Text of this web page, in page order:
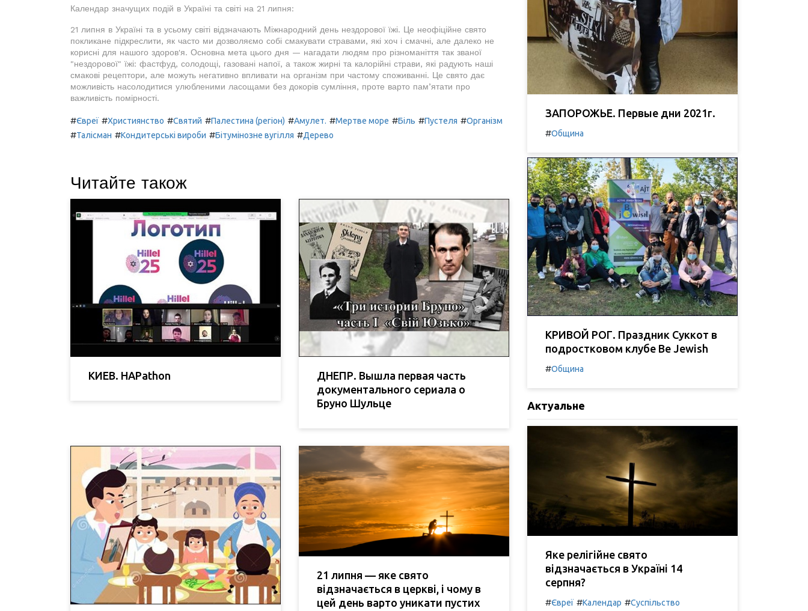
Календар значущих подій в Україні та світі на 21 липня:
21 липня в Україні та в усьому світі відзначають Міжнародний день нездорової їжі. Це неофіційне свято
покликане підкреслити, як часто ми дозволяємо собі смакувати стравами, які хоч і смачні, але далеко не
корисні для нашого здоров'я. Основна мета цього дня — нагадати людям про різноманіття так званої
"нездорової" їжі: фастфуд, солодощі, газовані напої, а також жирні та калорійні страви, які радують наші
смакові рецептори, але можуть негативно впливати на організм при частому споживанні. Це свято дає
можливість насолодитися улюбленими ласощами без докорів сумління, проте варто пам’ятати про
важливість помірності.
#Євреї #Християнство #Святий #Палестина (регіон) #Амулет. #Мертве море #Біль #Пустеля #Організм
#Талісман #Кондитерські вироби #Бітумінозне вугілля #Дерево
Читайте також
КИЕВ. HAPathon
ДНЕПР. Вышла первая часть
документального сериала о
Бруно Шульце
21 липня — яке свято
відзначається в церкві, і чому в
цей день варто уникати пустих
ЗАПОРОЖЬЕ. Первые дни 2021г.
#Община
КРИВОЙ РОГ. Праздник Суккот в
подростковом клубе Be Jewish
#Община
Актуальне
Яке релігійне свято
відзначається в Україні 14
серпня?
#Євреї #Календар #Суспільство